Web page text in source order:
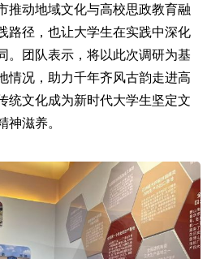
动地域文化与高校思政教育融
路径，也让大学生在实践中深化
。团队表示，将以此次调研为基
情况，助力千年齐风古韵走进高
统文化成为新时代大学生坚定文
神滋养。